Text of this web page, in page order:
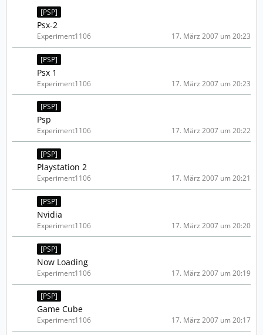
[PSP]
Psx-2
Experiment1106 17. März 2007 um 20:23
[PSP]
Psx 1
Experiment1106 17. März 2007 um 20:23
[PSP]
Psp
Experiment1106 17. März 2007 um 20:22
[PSP]
Playstation 2
Experiment1106 17. März 2007 um 20:21
[PSP]
Nvidia
Experiment1106 17. März 2007 um 20:20
[PSP]
Now Loading
Experiment1106 17. März 2007 um 20:19
[PSP]
Game Cube
Experiment1106 17. März 2007 um 20:17